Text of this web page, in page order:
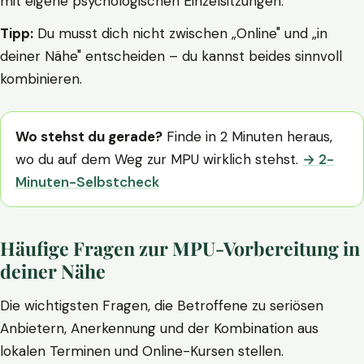
Tipp: Du musst dich nicht zwischen „Online" und „in
deiner Nähe" entscheiden – du kannst beides sinnvoll
kombinieren.
Wo stehst du gerade? Finde in 2 Minuten heraus,
wo du auf dem Weg zur MPU wirklich stehst. → 2-
Minuten-Selbstcheck
Häufige Fragen zur MPU-Vorbereitung in
deiner Nähe
Die wichtigsten Fragen, die Betroffene zu seriösen
Anbietern, Anerkennung und der Kombination aus
lokalen Terminen und Online-Kursen stellen.